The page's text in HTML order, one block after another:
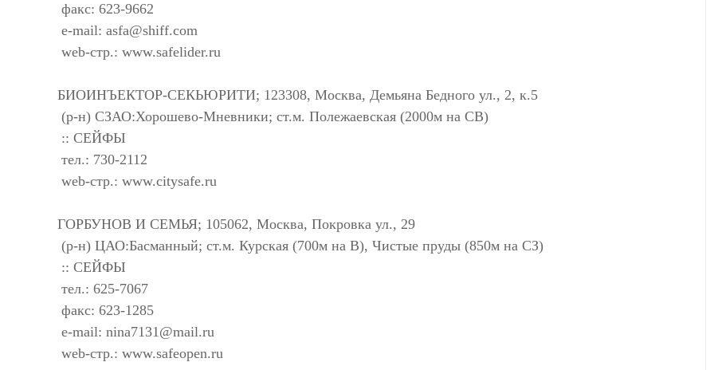
факс: 623-9662
e-mail: asfa@shiff.com
web-стр.: www.safelider.ru
БИОИНЪЕКТОР-СЕКЬЮРИТИ; 123308, Москва, Демьяна Бедного ул., 2, к.5
(р-н) СЗАО:Хорошево-Мневники; ст.м. Полежаевская (2000м на СВ)
:: СЕЙФЫ
тел.: 730-2112
web-стр.: www.citysafe.ru
ГОРБУНОВ И СЕМЬЯ; 105062, Москва, Покровка ул., 29
(р-н) ЦАО:Басманный; ст.м. Курская (700м на В), Чистые пруды (850м на СЗ)
:: СЕЙФЫ
тел.: 625-7067
факс: 623-1285
e-mail: nina7131@mail.ru
web-стр.: www.safeopen.ru